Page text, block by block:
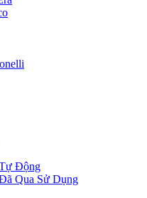
Động
Qua Sử Dụng